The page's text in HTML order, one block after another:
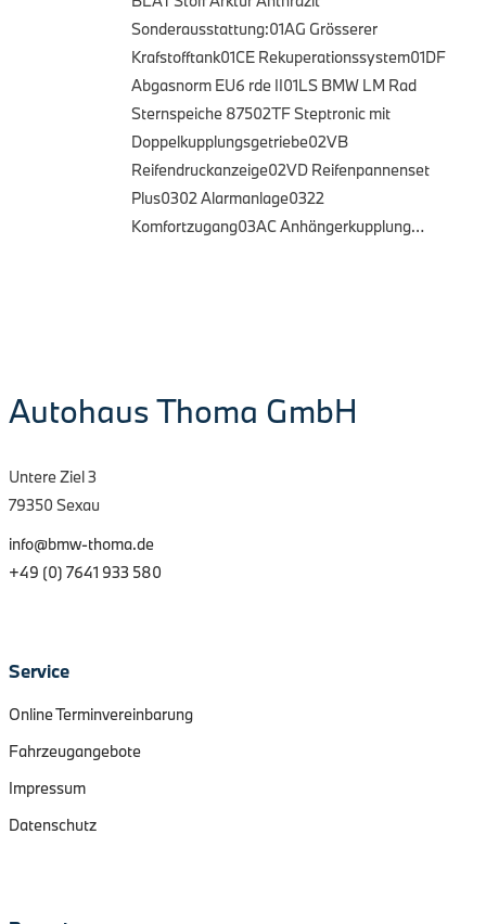
Sonderausstattung:01AG Grösserer
Krafstofftank01CE Rekuperationssystem01DF
Abgasnorm EU6 rde II01LS BMW LM Rad
Sternspeiche 87502TF Steptronic mit
Doppelkupplungsgetriebe02VB
Reifendruckanzeige02VD Reifenpannenset
Plus0302 Alarmanlage0322
Komfortzugang03AC Anhängerkupplung…
Autohaus Thoma GmbH
Untere Ziel 3
79350 Sexau
info@bmw-thoma.de
+49 (0) 7641 933 580
Service
Online Terminvereinbarung
Fahrzeugangebote
Impressum
Datenschutz